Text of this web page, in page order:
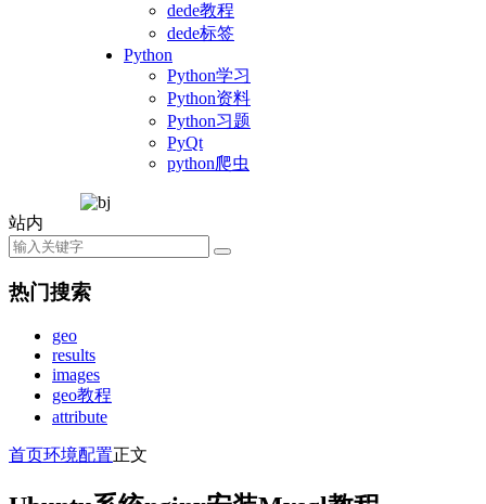
dede教程
dede标签
Python
Python学习
Python资料
Python习题
PyQt
python爬虫
站内
热门搜索
geo
results
images
geo教程
attribute
首页环境配置正文